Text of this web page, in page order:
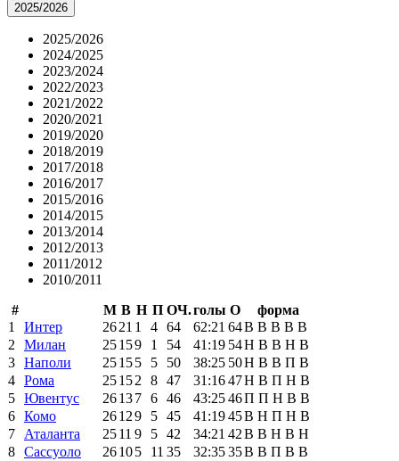
2025/2026
2025/2026
2024/2025
2023/2024
2022/2023
2021/2022
2020/2021
2019/2020
2018/2019
2017/2018
2016/2017
2015/2016
2014/2015
2013/2014
2012/2013
2011/2012
2010/2011
#
М В Н П ОЧ.голы О
форма
1
Интер 2621 1 4 64 62:21 64В В В В В
2
Милан 25159 1 54 41:19 54Н В В Н В
3 Наполи 25155 5 50 38:25 50Н В В П В
4 Рома 25152 8 47 31:1647Н В П Н В
5 Ювентус 26137 6 46 43:2546П П Н В В
6 Комо 26129 5 45 41:1945В Н П Н В
7
Аталанта 2511 9 5 42 34:21 42В В Н В Н
8 Сассуоло 26105 11 35 32:3535В В П В В